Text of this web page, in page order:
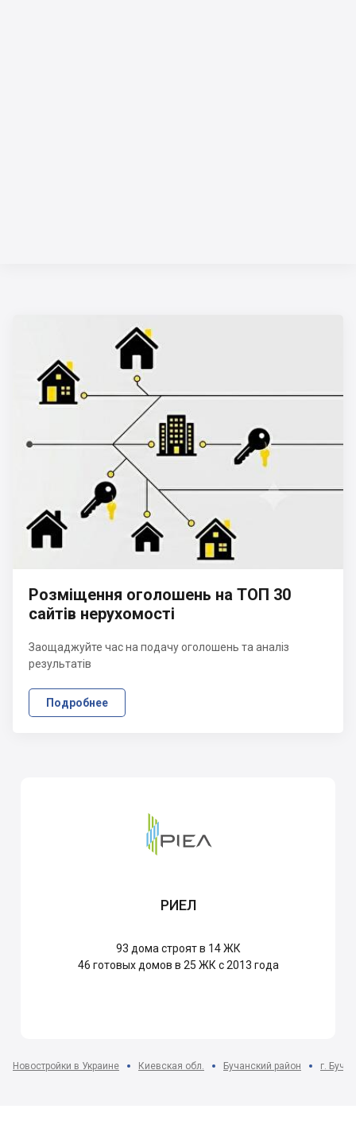
Розміщення оголошень на ТОП 30
сайтів нерухомості
Заощаджуйте час на подачу оголошень та аналіз
результатів
Подробнее
РИЕЛ
93 дома строят в 14 ЖК
46 готовых домов в 25 ЖК с 2013 года
Новостройки в Украине Киевская обл. Бучанский район г. Буча